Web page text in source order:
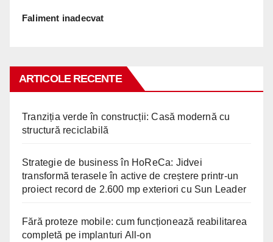
Faliment inadecvat
ARTICOLE RECENTE
Tranziția verde în construcții: Casă modernă cu
structură reciclabilă
Strategie de business în HoReCa: Jidvei
transformă terasele în active de creștere printr-un
proiect record de 2.600 mp exteriori cu Sun Leader
Fără proteze mobile: cum funcționează reabilitarea
completă pe implanturi All-on